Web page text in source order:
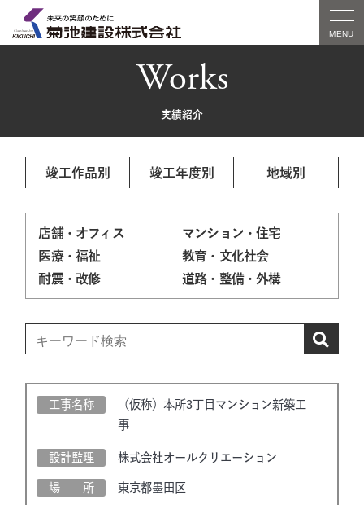
Works
実績紹介
竣工作品別 竣工年度別 地域別
店舗・オフィス
マンション・住宅
医療・福祉
教育・文化社会
耐震・改修
道路・整備・外構
工事名称
（仮称）本所3丁目マンション新築工
事
設計監理 株式会社オールクリエーション
場 所 東京都墨田区